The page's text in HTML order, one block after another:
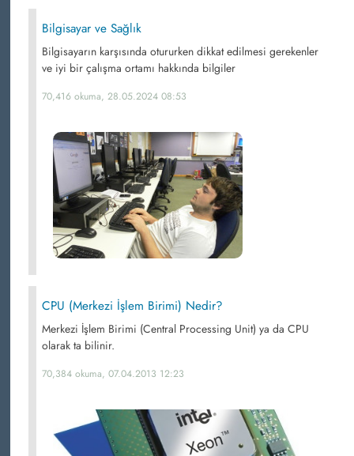
Bilgisayar ve Sağlık
Bilgisayarın karşısında otururken dikkat edilmesi gerekenler
ve iyi bir çalışma ortamı hakkında bilgiler
70,416 okuma, 28.05.2024 08:53
CPU (Merkezi İşlem Birimi) Nedir?
Merkezi İşlem Birimi (Central Processing Unit) ya da CPU
olarak ta bilinir.
70,384 okuma, 07.04.2013 12:23